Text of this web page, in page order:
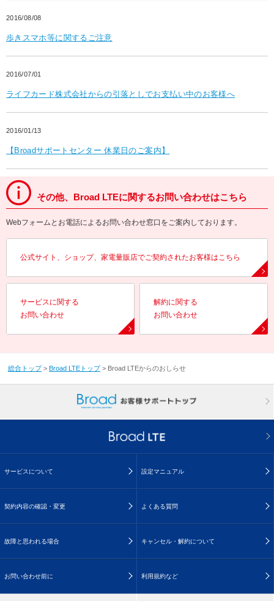
2016/08/08
歩きスマホ等に関するご注意
2016/07/01
ライフカード株式会社からの引落としでお支払い中のお客様へ
2016/01/13
【Broadサポートセンター 休業日のご案内】
その他、Broad LTEに関するお問い合わせはこちら
Webフォームとお電話によるお問い合わせ窓口をご案内しております。
公式サイト、ショップ、家電量販店でご契約されたお客様はこちら
サービスに関する
お問い合わせ
解約に関する
お問い合わせ
総合トップ> Broad LTEトップ> Broad LTEからのおしらせ
サービスについて 設定マニュアル
契約内容の確認・変更 よくある質問
故障と思われる場合 キャンセル・解約について
お問い合わせ前に 利用規約など